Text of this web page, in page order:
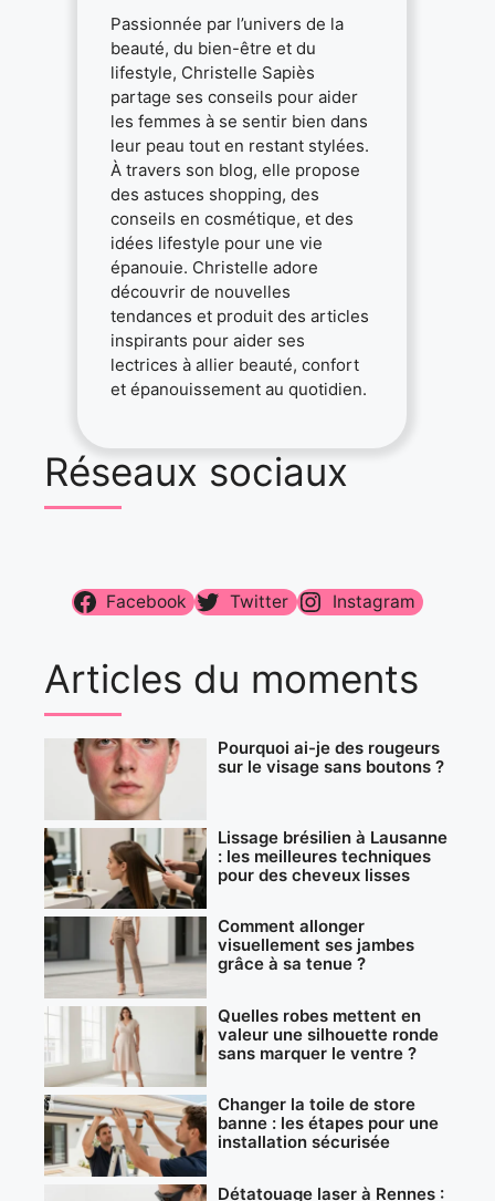
Passionnée par l’univers de la
beauté, du bien-être et du
lifestyle, Christelle Sapiès
partage ses conseils pour aider
les femmes à se sentir bien dans
leur peau tout en restant stylées.
À travers son blog, elle propose
des astuces shopping, des
conseils en cosmétique, et des
idées lifestyle pour une vie
épanouie. Christelle adore
découvrir de nouvelles
tendances et produit des articles
inspirants pour aider ses
lectrices à allier beauté, confort
et épanouissement au quotidien.
Réseaux sociaux
Facebook Twitter Instagram
Articles du moments
Pourquoi ai-je des rougeurs
sur le visage sans boutons ?
Lissage brésilien à Lausanne
: les meilleures techniques
pour des cheveux lisses
Comment allonger
visuellement ses jambes
grâce à sa tenue ?
Quelles robes mettent en
valeur une silhouette ronde
sans marquer le ventre ?
Changer la toile de store
banne : les étapes pour une
installation sécurisée
Détatouage laser à Rennes :